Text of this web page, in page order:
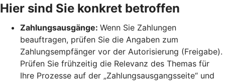
Hier sind Sie konkret betroffen
Zahlungsausgänge: Wenn Sie Zahlungen
beauftragen, prüfen Sie die Angaben zum
Zahlungsempfänger vor der Autorisierung (Freigabe).
Prüfen Sie frühzeitig die Relevanz des Themas für
Ihre Prozesse auf der „Zahlungsausgangsseite“ und